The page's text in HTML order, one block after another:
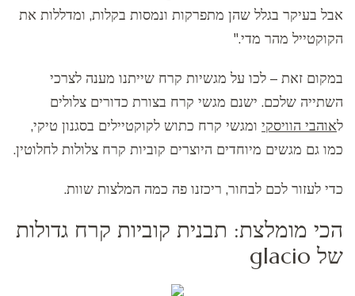
אבל בעיקר בגלל שהן מתפרקות ונמסות בקלות, ומדללות את
הקוקטייל מהר מדי."
במקום זאת – לכו על מגשיות קרח שייתנו מענה לצרכי
השתייה שלכם. ישנם מגשי קרח בצורת כדורים צלולים
לאוהבי הוויסקי ומגשי קרח כתוש לקוקטיילים בסגנון טיקי,
כמו גם מגשים מיוחדים היוצרים קוביות קרח צלולות לחלוטין.
כדי לעזור לכם לבחור, ריכזנו פה כמה המלצות שוות.
הכי מומלצת: תבנית קוביות קרח גדולות
של glacio